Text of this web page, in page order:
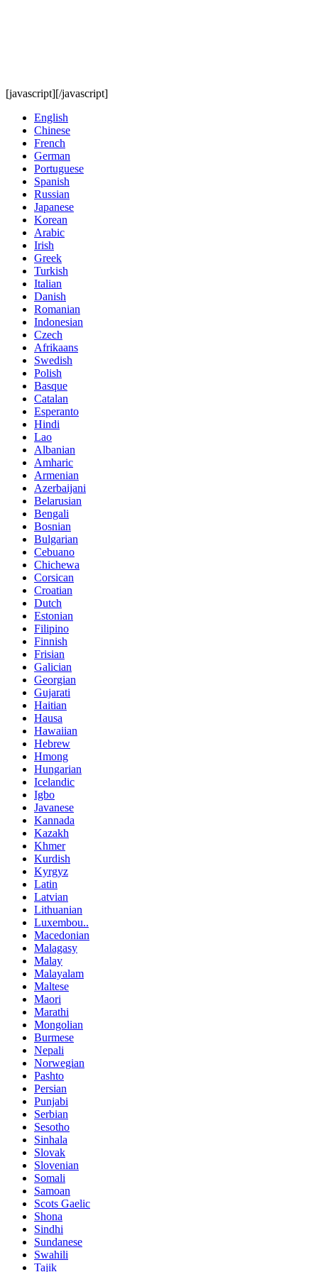
[javascript][/javascript]
English
Chinese
French
German
Portuguese
Spanish
Russian
Japanese
Korean
Arabic
Irish
Greek
Turkish
Italian
Danish
Romanian
Indonesian
Czech
Afrikaans
Swedish
Polish
Basque
Catalan
Esperanto
Hindi
Lao
Albanian
Amharic
Armenian
Azerbaijani
Belarusian
Bengali
Bosnian
Bulgarian
Cebuano
Chichewa
Corsican
Croatian
Dutch
Estonian
Filipino
Finnish
Frisian
Galician
Georgian
Gujarati
Haitian
Hausa
Hawaiian
Hebrew
Hmong
Hungarian
Icelandic
Igbo
Javanese
Kannada
Kazakh
Khmer
Kurdish
Kyrgyz
Latin
Latvian
Lithuanian
Luxembou..
Macedonian
Malagasy
Malay
Malayalam
Maltese
Maori
Marathi
Mongolian
Burmese
Nepali
Norwegian
Pashto
Persian
Punjabi
Serbian
Sesotho
Sinhala
Slovak
Slovenian
Somali
Samoan
Scots Gaelic
Shona
Sindhi
Sundanese
Swahili
Tajik